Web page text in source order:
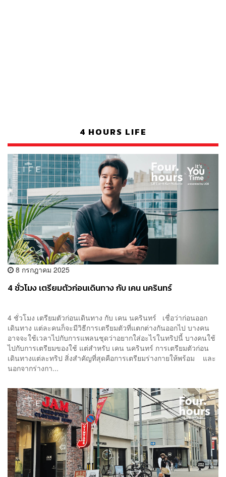
4 HOURS LIFE
8 กรกฎาคม 2025
4 ชั่วโมง เตรียมตัวก่อนเดินทาง กับ เคน นครินทร์
4 ชั่วโมง เตรียมตัวก่อนเดินทาง กับ เคน นครินทร์ เชื่อว่าก่อนออก
เดินทาง แต่ละคนก็จะมีวิธีการเตรียมตัวที่แตกต่างกันออกไป บางคน
อาจจะใช้เวลาไปกับการแพลนชุดว่าอยากใส่อะไรในทริปนี้ บางคนใช้
ไปกับการเตรียมของใช้ แต่สำหรับ เคน นครินทร์ การเตรียมตัวก่อน
เดินทางแต่ละทริป สิ่งสำคัญที่สุดคือการเตรียมร่างกายให้พร้อม และ
นอกจากร่างกา...